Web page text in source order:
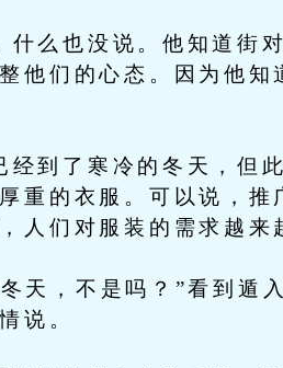
么也没说。他知道街
他们的心态。因为他
到了寒冷的冬天，但
重的衣服。可以说，推
人们对服装的需求越来
，不是吗？”看到遁
说。